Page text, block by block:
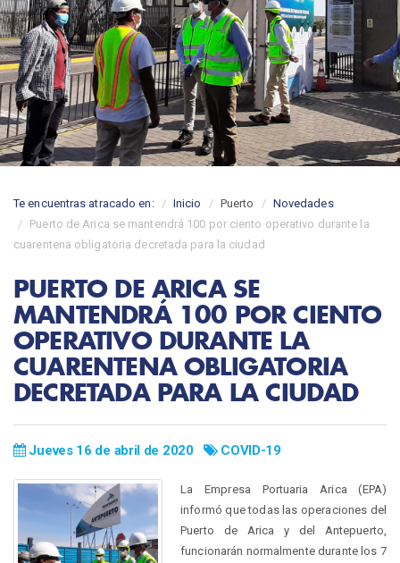
Te encuentras atracado en: Inicio Puerto
Novedades
Puerto de Arica se mantendrá 100 por ciento operativo durante la
cuarentena obligatoria decretada para la ciudad
PUERTO DE ARICA SE
MANTENDRÁ 100 POR CIENTO
OPERATIVO DURANTE LA
CUARENTENA OBLIGATORIA
DECRETADA PARA LA CIUDAD
Jueves 16 de abril de 2020 COVID-19
La Empresa Portuaria Arica (EPA)
informó que todas las operaciones del
Puerto de Arica y del Antepuerto,
funcionarán normalmente durante los 7